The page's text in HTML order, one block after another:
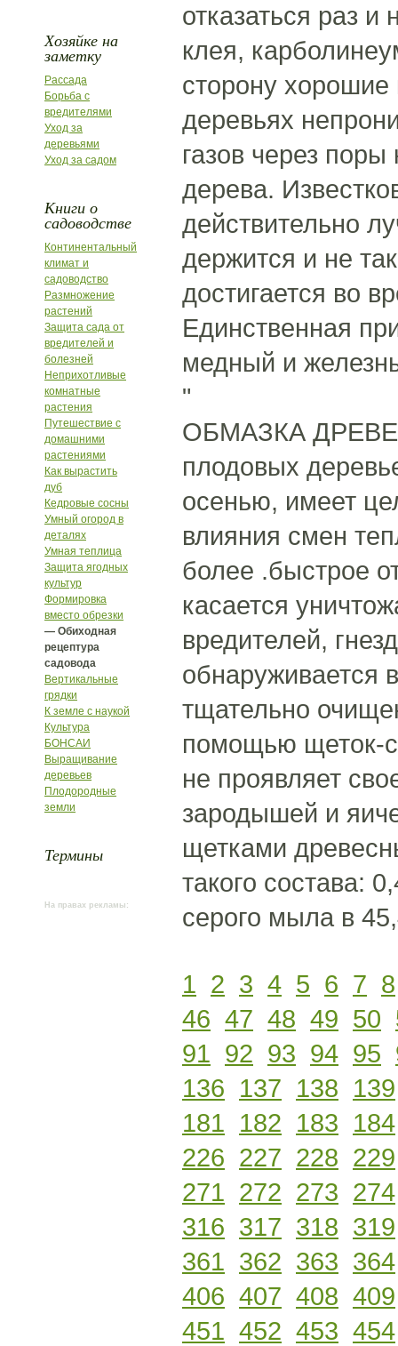
Хозяйке на
заметку
Рассада
Борьба с
вредителями
Уход за
деревьями
Уход за садом
Книги о
садоводстве
Континентальный
климат и
садоводство
Размножение
растений
Защита сада от
вредителей и
болезней
Неприхотливые
комнатные
растения
Путешествие с
домашними
растениями
Как вырастить
дуб
Кедровые сосны
Умный огород в
деталях
Умная теплица
Защита ягодных
культур
Формировка
вместо обрезки
— Обиходная
рецептура
садовода
Вертикальные
грядки
К земле с наукой
Культура
БОНСАИ
Выращивание
деревьев
Плодородные
земли
Термины
На правах рекламы:
отказаться раз
клея,
сторону хорошие
деревьях
газов через
дерева.
действительно
держится и не
достигается во
Единственная
медный и
"
ОБМАЗКА
плодовых
осенью, имеет
влияния смен
более .быстрое
касается
вредителей,
обнаруживается
тщательно
помощью щеток-
не проявляет
зародышей и
щетками
такого состава:
серого мыла в
1 2 3 4 5 6 7 8
46 47 48 49 50
91 92 93 94 95
136 137 138 139
181 182 183 184
226 227 228 229
271 272 273 274
316 317 318 319
361 362 363 364
406 407 408 409
451 452 453 454